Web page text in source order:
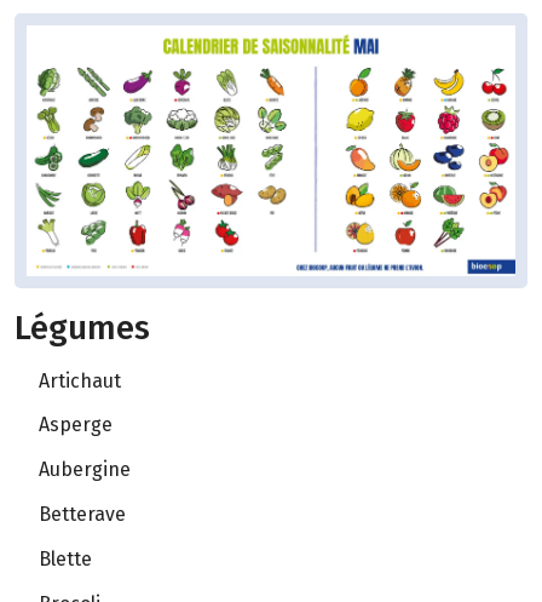
Légumes
Artichaut
Asperge
Aubergine
Betterave
Blette